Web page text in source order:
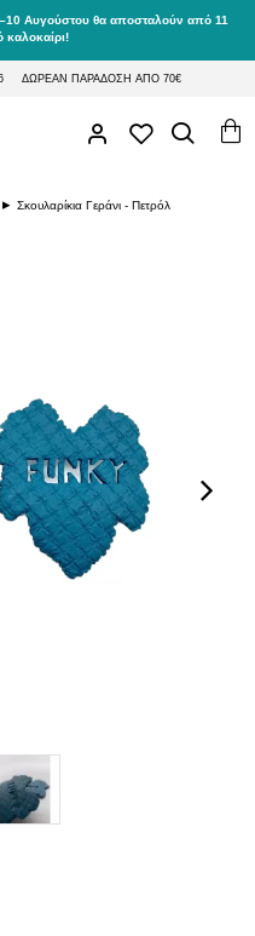
Αυγούστου θα αποσταλούν από 11
ΔΩΡΕΑΝ ΠΑΡΑΔΟΣΗ ΑΠΟ 70€
Σκουλαρίκια Γεράνι - Πετρόλ